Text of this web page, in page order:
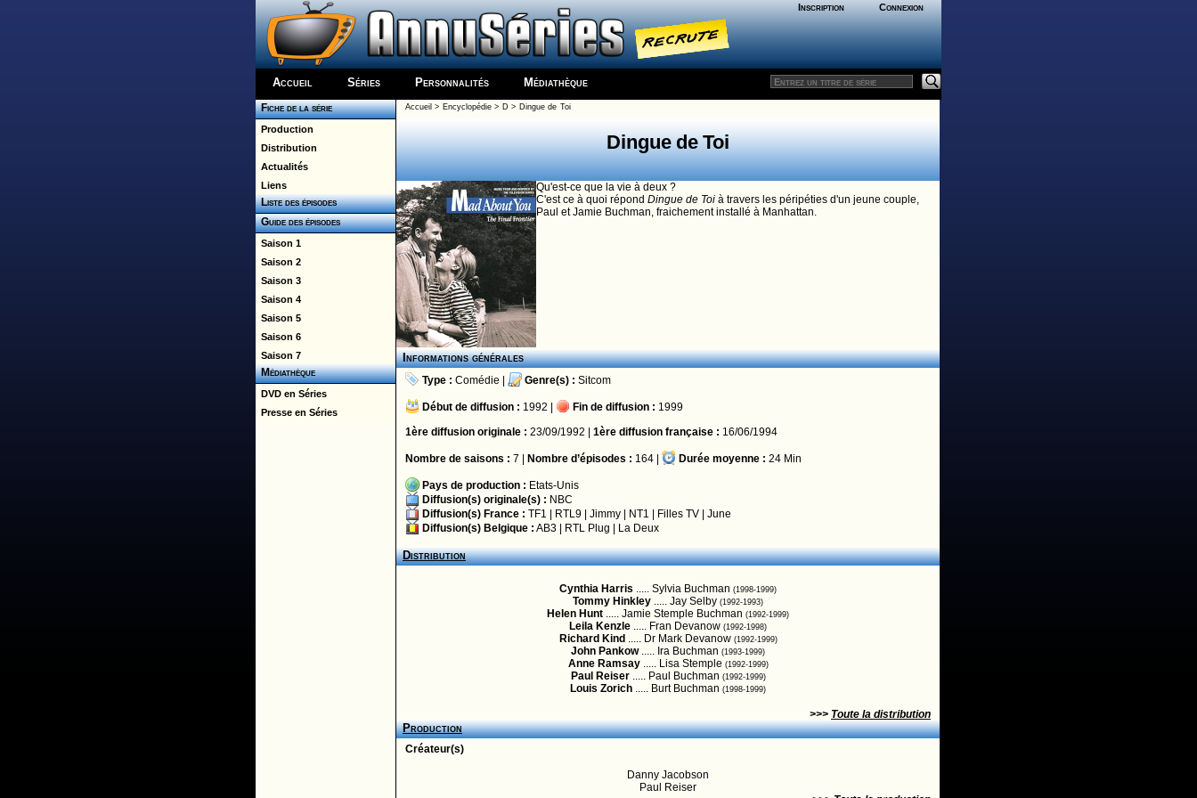
Inscription Connexion
Accueil Séries Personnalités Médiathèque
Fiche de la série
Production
Distribution
Actualités
Liens
Liste des épisodes
Guide des épisodes
Saison 1
Saison 2
Saison 3
Saison 4
Saison 5
Saison 6
Saison 7
Médiathèque
DVD en Séries
Presse en Séries
Accueil > Encyclopédie> D > Dingue de Toi
Dingue de Toi
Qu'est-ce que la vie à deux ?
C'est ce à quoi répond Dingue de Toi à travers les péripéties d'un jeune couple,
Paul et Jamie Buchman, fraichement installé à Manhattan.
Informations générales
Type : Comédie Genre(s) : Sitcom
Début de diffusion : 1992 | Fin de diffusion : 1999
1ère diffusion originale : 23/09/1992 | 1ère diffusion française : 16/06/1994
Nombre de saisons : 7 | Nombre d’épisodes : 164 | Durée moyenne : 24 Min
Pays de production : Etats-Unis
Diffusion(s) originale(s) : NBC
Diffusion(s) France : TF1 RTL9 Jimmy NT1 Filles TV
June
Diffusion(s) Belgique : AB3 RTL Plug La Deux
Distribution
Cynthia Harris ..... Sylvia Buchman (1998-1999)
Tommy Hinkley ..... Jay Selby (1992-1993)
Helen Hunt ..... Jamie Stemple Buchman (1992-1999)
Leila Kenzle ..... Fran Devanow (1992-1998)
Richard Kind ..... Dr Mark Devanow (1992-1999)
John Pankow..... Ira Buchman (1993-1999)
Anne Ramsay..... Lisa Stemple (1992-1999)
Paul Reiser..... Paul Buchman (1992-1999)
Louis Zorich ..... Burt Buchman (1998-1999)
>>> Toute la distribution
Production
Créateur(s)
Danny Jacobson
Paul Reiser